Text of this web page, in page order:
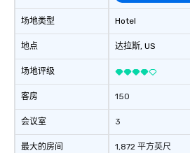
场地类型
地点
场地评级
客房
会议室
最大的房间
Hotel
达拉斯, US
150
3
1,872 平方英尺